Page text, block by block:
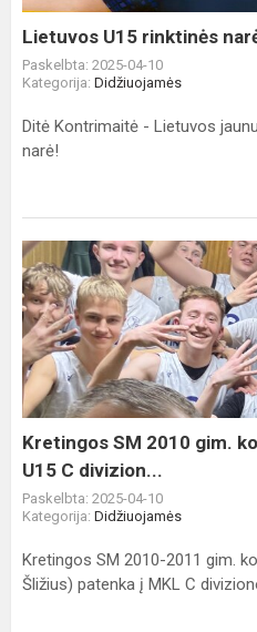
Kontrimaitė
Lietuvos U15 rinktinės
Paskelbta: 2025-04-10
Kategorija: Didžiuojamės
Ditė Kontrimaitė - Lietuvos
narė!
Kretingos
SM
2010
gim.
komanda
patenka
į
MKL
U15
C
divizion...
Kretingos SM 2010 gim.
U15 C divizion...
Paskelbta: 2025-04-10
Kategorija: Didžiuojamės
Kretingos SM 2010-2011 gim.
Šližius) patenka į MKL C